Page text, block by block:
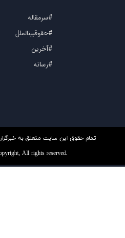
#سرمقاله
#حقوقبینالملل
#آخرین
#رسانه
تمام حقوق این سایت متعلق به
All rights reserved.